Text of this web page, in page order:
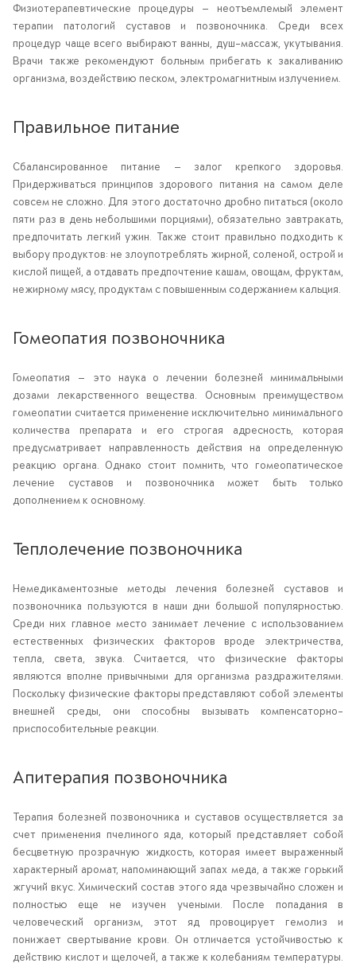
Физиотерапевтические процедуры — неотъемлемый элемент
терапии патологий суставов и позвоночника. Среди всех
процедур чаще всего выбирают ванны, душ-массаж, укутывания.
Врачи также рекомендуют больным прибегать к закаливанию
организма, воздействию песком, электромагнитным излучением.
Правильное питание
Сбалансированное питание — залог крепкого здоровья.
Придерживаться принципов здорового питания на самом деле
совсем не сложно. Для этого достаточно дробно питаться (около
пяти раз в день небольшими порциями), обязательно завтракать,
предпочитать легкий ужин. Также стоит правильно подходить к
выбору продуктов: не злоупотреблять жирной, соленой, острой и
кислой пищей, а отдавать предпочтение кашам, овощам, фруктам,
нежирному мясу, продуктам с повышенным содержанием кальция.
Гомеопатия позвоночника
Гомеопатия — это наука о лечении болезней минимальными
дозами лекарственного вещества. Основным преимуществом
гомеопатии считается применение исключительно минимального
количества препарата и его строгая адресность, которая
предусматривает направленность действия на определенную
реакцию органа. Однако стоит помнить, что гомеопатическое
лечение суставов и позвоночника может быть только
дополнением к основному.
Теплолечение позвоночника
Немедикаментозные методы лечения болезней суставов и
позвоночника пользуются в наши дни большой популярностью.
Среди них главное место занимает лечение с использованием
естественных физических факторов вроде электричества,
тепла, света, звука. Считается, что физические факторы
являются вполне привычными для организма раздражителями.
Поскольку физические факторы представляют собой элементы
внешней среды, они способны вызывать компенсаторно-
приспособительные реакции.
Апитерапия позвоночника
Терапия болезней позвоночника и суставов осуществляется за
счет применения пчелиного яда, который представляет собой
бесцветную прозрачную жидкость, которая имеет выраженный
характерный аромат, напоминающий запах меда, а также горький
жгучий вкус. Химический состав этого яда чрезвычайно сложен и
полностью еще не изучен учеными. После попадания в
человеческий организм, этот яд провоцирует гемолиз и
понижает свертывание крови. Он отличается устойчивостью к
действию кислот и щелочей, а также к колебаниям температуры.